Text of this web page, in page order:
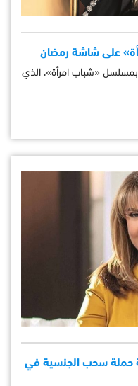
على شاشة رمضان
«شباب امرأة»، الذي
حملة سحب الجنسية في